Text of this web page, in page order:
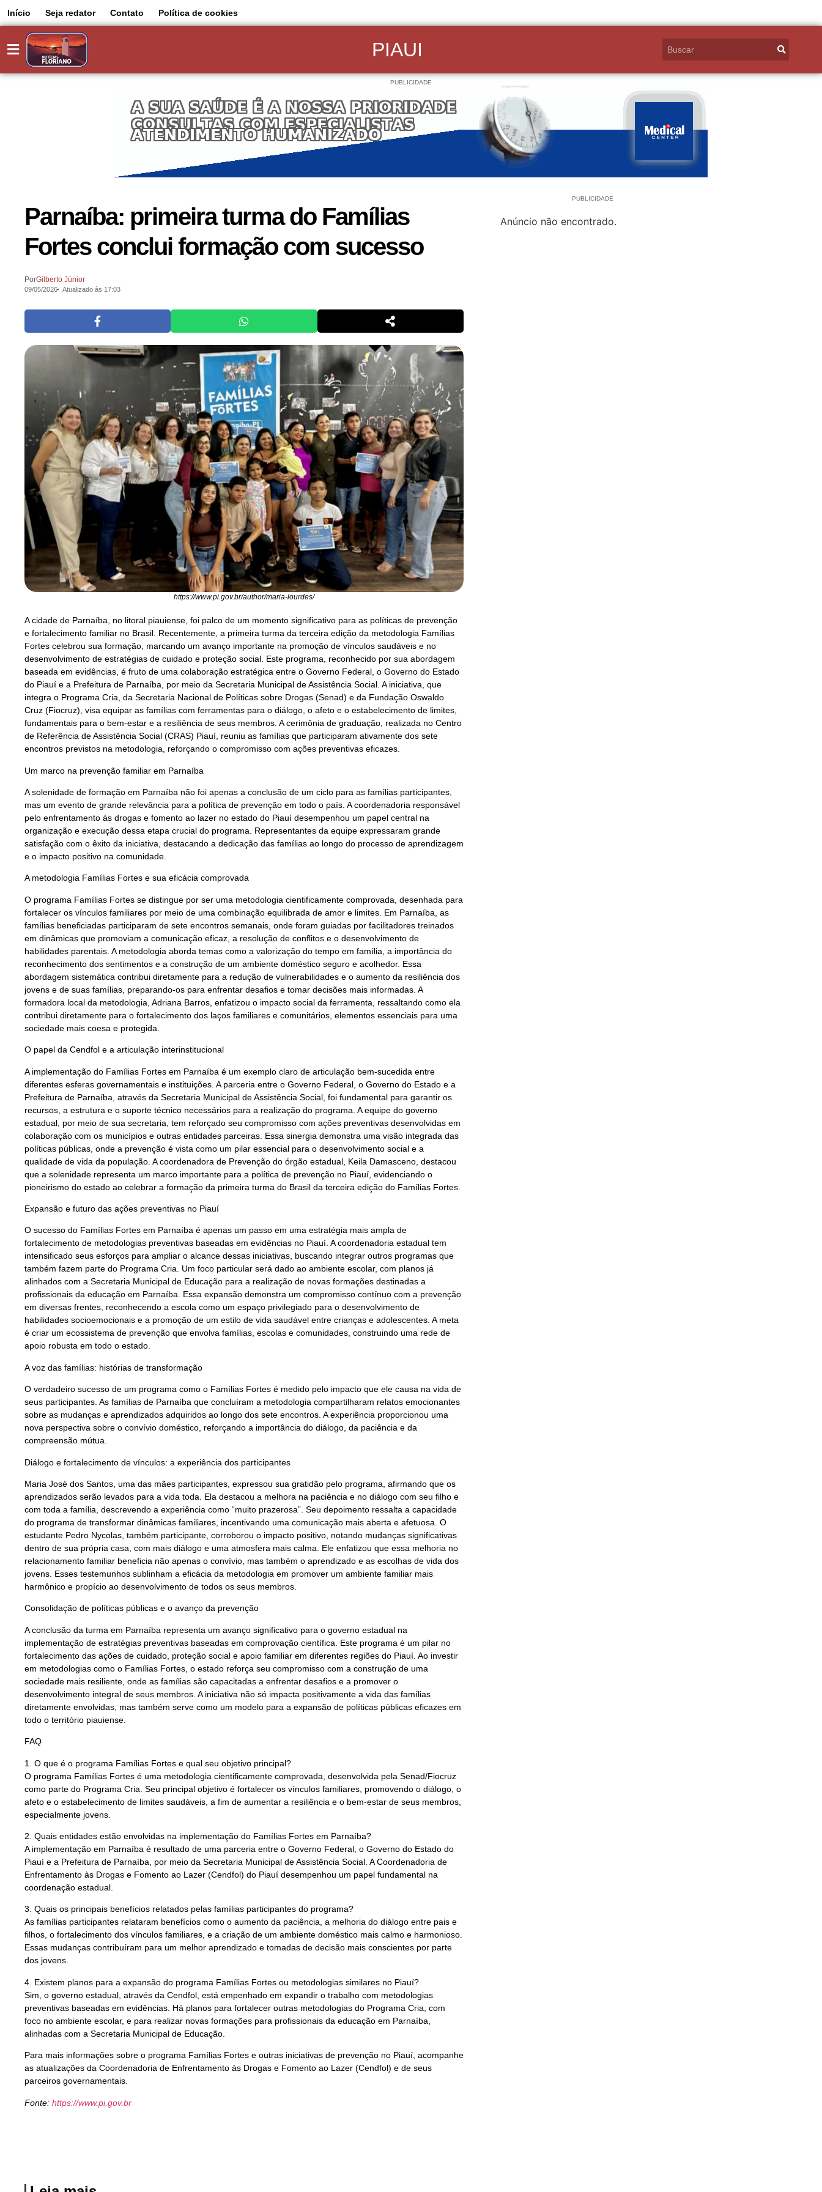
Início Seja redator Contato Política de cookies
PIAUI
PUBLICIDADE
Parnaíba: primeira turma do Famílias
Fortes conclui formação com sucesso
PorGilberto Júnior
09/05/2026 Atualizado às 17:03
https://www.pi.gov.br/author/maria-lourdes/
A cidade de Parnaíba, no litoral piauiense, foi palco de um momento significativo para as políticas de prevenção
e fortalecimento familiar no Brasil. Recentemente, a primeira turma da terceira edição da metodologia Famílias
Fortes celebrou sua formação, marcando um avanço importante na promoção de vínculos saudáveis e no
desenvolvimento de estratégias de cuidado e proteção social. Este programa, reconhecido por sua abordagem
baseada em evidências, é fruto de uma colaboração estratégica entre o Governo Federal, o Governo do Estado
do Piauí e a Prefeitura de Parnaíba, por meio da Secretaria Municipal de Assistência Social. A iniciativa, que
integra o Programa Cria, da Secretaria Nacional de Políticas sobre Drogas (Senad) e da Fundação Oswaldo
Cruz (Fiocruz), visa equipar as famílias com ferramentas para o diálogo, o afeto e o estabelecimento de limites,
fundamentais para o bem-estar e a resiliência de seus membros. A cerimônia de graduação, realizada no Centro
de Referência de Assistência Social (CRAS) Piauí, reuniu as famílias que participaram ativamente dos sete
encontros previstos na metodologia, reforçando o compromisso com ações preventivas eficazes.
Um marco na prevenção familiar em Parnaíba
A solenidade de formação em Parnaíba não foi apenas a conclusão de um ciclo para as famílias participantes,
mas um evento de grande relevância para a política de prevenção em todo o país. A coordenadoria responsável
pelo enfrentamento às drogas e fomento ao lazer no estado do Piauí desempenhou um papel central na
organização e execução dessa etapa crucial do programa. Representantes da equipe expressaram grande
satisfação com o êxito da iniciativa, destacando a dedicação das famílias ao longo do processo de aprendizagem
e o impacto positivo na comunidade.
A metodologia Famílias Fortes e sua eficácia comprovada
O programa Famílias Fortes se distingue por ser uma metodologia cientificamente comprovada, desenhada para
fortalecer os vínculos familiares por meio de uma combinação equilibrada de amor e limites. Em Parnaíba, as
famílias beneficiadas participaram de sete encontros semanais, onde foram guiadas por facilitadores treinados
em dinâmicas que promoviam a comunicação eficaz, a resolução de conflitos e o desenvolvimento de
habilidades parentais. A metodologia aborda temas como a valorização do tempo em família, a importância do
reconhecimento dos sentimentos e a construção de um ambiente doméstico seguro e acolhedor. Essa
abordagem sistemática contribui diretamente para a redução de vulnerabilidades e o aumento da resiliência dos
jovens e de suas famílias, preparando-os para enfrentar desafios e tomar decisões mais informadas. A
formadora local da metodologia, Adriana Barros, enfatizou o impacto social da ferramenta, ressaltando como ela
contribui diretamente para o fortalecimento dos laços familiares e comunitários, elementos essenciais para uma
sociedade mais coesa e protegida.
O papel da Cendfol e a articulação interinstitucional
A implementação do Famílias Fortes em Parnaíba é um exemplo claro de articulação bem-sucedida entre
diferentes esferas governamentais e instituições. A parceria entre o Governo Federal, o Governo do Estado e a
Prefeitura de Parnaíba, através da Secretaria Municipal de Assistência Social, foi fundamental para garantir os
recursos, a estrutura e o suporte técnico necessários para a realização do programa. A equipe do governo
estadual, por meio de sua secretaria, tem reforçado seu compromisso com ações preventivas desenvolvidas em
colaboração com os municípios e outras entidades parceiras. Essa sinergia demonstra uma visão integrada das
políticas públicas, onde a prevenção é vista como um pilar essencial para o desenvolvimento social e a
qualidade de vida da população. A coordenadora de Prevenção do órgão estadual, Keila Damasceno, destacou
que a solenidade representa um marco importante para a política de prevenção no Piauí, evidenciando o
pioneirismo do estado ao celebrar a formação da primeira turma do Brasil da terceira edição do Famílias Fortes.
Expansão e futuro das ações preventivas no Piauí
O sucesso do Famílias Fortes em Parnaíba é apenas um passo em uma estratégia mais ampla de
fortalecimento de metodologias preventivas baseadas em evidências no Piauí. A coordenadoria estadual tem
intensificado seus esforços para ampliar o alcance dessas iniciativas, buscando integrar outros programas que
também fazem parte do Programa Cria. Um foco particular será dado ao ambiente escolar, com planos já
alinhados com a Secretaria Municipal de Educação para a realização de novas formações destinadas a
profissionais da educação em Parnaíba. Essa expansão demonstra um compromisso contínuo com a prevenção
em diversas frentes, reconhecendo a escola como um espaço privilegiado para o desenvolvimento de
habilidades socioemocionais e a promoção de um estilo de vida saudável entre crianças e adolescentes. A meta
é criar um ecossistema de prevenção que envolva famílias, escolas e comunidades, construindo uma rede de
apoio robusta em todo o estado.
A voz das famílias: histórias de transformação
O verdadeiro sucesso de um programa como o Famílias Fortes é medido pelo impacto que ele causa na vida de
seus participantes. As famílias de Parnaíba que concluíram a metodologia compartilharam relatos emocionantes
sobre as mudanças e aprendizados adquiridos ao longo dos sete encontros. A experiência proporcionou uma
nova perspectiva sobre o convívio doméstico, reforçando a importância do diálogo, da paciência e da
compreensão mútua.
Diálogo e fortalecimento de vínculos: a experiência dos participantes
Maria José dos Santos, uma das mães participantes, expressou sua gratidão pelo programa, afirmando que os
aprendizados serão levados para a vida toda. Ela destacou a melhora na paciência e no diálogo com seu filho e
com toda a família, descrevendo a experiência como “muito prazerosa”. Seu depoimento ressalta a capacidade
do programa de transformar dinâmicas familiares, incentivando uma comunicação mais aberta e afetuosa. O
estudante Pedro Nycolas, também participante, corroborou o impacto positivo, notando mudanças significativas
dentro de sua própria casa, com mais diálogo e uma atmosfera mais calma. Ele enfatizou que essa melhoria no
relacionamento familiar beneficia não apenas o convívio, mas também o aprendizado e as escolhas de vida dos
jovens. Esses testemunhos sublinham a eficácia da metodologia em promover um ambiente familiar mais
harmônico e propício ao desenvolvimento de todos os seus membros.
Consolidação de políticas públicas e o avanço da prevenção
A conclusão da turma em Parnaíba representa um avanço significativo para o governo estadual na
implementação de estratégias preventivas baseadas em comprovação científica. Este programa é um pilar no
fortalecimento das ações de cuidado, proteção social e apoio familiar em diferentes regiões do Piauí. Ao investir
em metodologias como o Famílias Fortes, o estado reforça seu compromisso com a construção de uma
sociedade mais resiliente, onde as famílias são capacitadas a enfrentar desafios e a promover o
desenvolvimento integral de seus membros. A iniciativa não só impacta positivamente a vida das famílias
diretamente envolvidas, mas também serve como um modelo para a expansão de políticas públicas eficazes em
todo o território piauiense.
FAQ
1. O que é o programa Famílias Fortes e qual seu objetivo principal?
O programa Famílias Fortes é uma metodologia cientificamente comprovada, desenvolvida pela Senad/Fiocruz
como parte do Programa Cria. Seu principal objetivo é fortalecer os vínculos familiares, promovendo o diálogo, o
afeto e o estabelecimento de limites saudáveis, a fim de aumentar a resiliência e o bem-estar de seus membros,
especialmente jovens.
2. Quais entidades estão envolvidas na implementação do Famílias Fortes em Parnaíba?
A implementação em Parnaíba é resultado de uma parceria entre o Governo Federal, o Governo do Estado do
Piauí e a Prefeitura de Parnaíba, por meio da Secretaria Municipal de Assistência Social. A Coordenadoria de
Enfrentamento às Drogas e Fomento ao Lazer (Cendfol) do Piauí desempenhou um papel fundamental na
coordenação estadual.
3. Quais os principais benefícios relatados pelas famílias participantes do programa?
As famílias participantes relataram benefícios como o aumento da paciência, a melhoria do diálogo entre pais e
filhos, o fortalecimento dos vínculos familiares, e a criação de um ambiente doméstico mais calmo e harmonioso.
Essas mudanças contribuíram para um melhor aprendizado e tomadas de decisão mais conscientes por parte
dos jovens.
4. Existem planos para a expansão do programa Famílias Fortes ou metodologias similares no Piauí?
Sim, o governo estadual, através da Cendfol, está empenhado em expandir o trabalho com metodologias
preventivas baseadas em evidências. Há planos para fortalecer outras metodologias do Programa Cria, com
foco no ambiente escolar, e para realizar novas formações para profissionais da educação em Parnaíba,
alinhadas com a Secretaria Municipal de Educação.
Para mais informações sobre o programa Famílias Fortes e outras iniciativas de prevenção no Piauí, acompanhe
as atualizações da Coordenadoria de Enfrentamento às Drogas e Fomento ao Lazer (Cendfol) e de seus
parceiros governamentais.
Fonte: https://www.pi.gov.br
PUBLICIDADE
Anúncio não encontrado.